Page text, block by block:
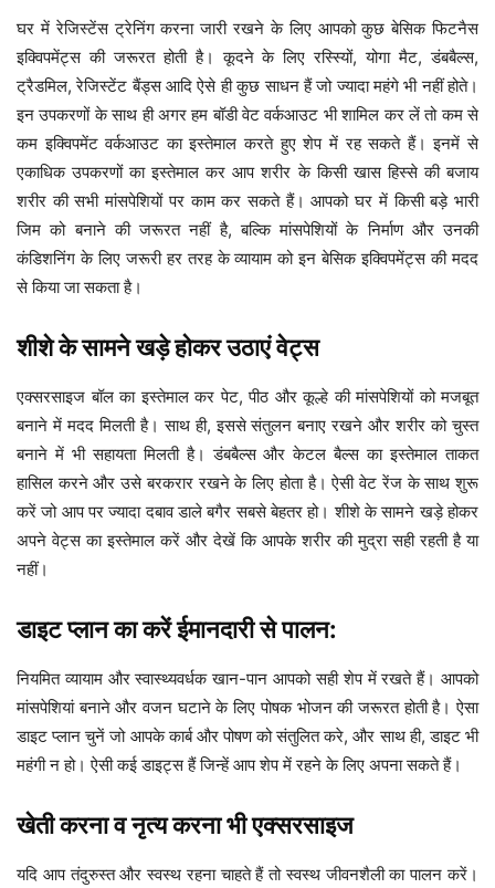
घर में रेजिस्टेंस ट्रेनिंग करना जारी रखने के लिए आपको कुछ बेसिक फिटनैस
इक्विपमेंट्स की जरूरत होती है। कूदने के लिए रस्स्यिों, योगा मैट, डंबबैल्स,
ट्रैडमिल, रेजिस्टेंट बैंड्स आदि ऐसे ही कुछ साधन हैं जो ज्यादा महंगे भी नहीं होते।
इन उपकरणों के साथ ही अगर हम बॉडी वेट वर्कआउट भी शामिल कर लें तो कम से
कम इक्विपमेंट वर्कआउट का इस्तेमाल करते हुए शेप में रह सकते हैं। इनमें से
एकाधिक उपकरणों का इस्तेमाल कर आप शरीर के किसी खास हिस्से की बजाय
शरीर की सभी मांसपेशियों पर काम कर सकते हैं। आपको घर में किसी बड़े भारी
जिम को बनाने की जरूरत नहीं है, बल्कि मांसपेशियों के निर्माण और उनकी
कंडिशनिंग के लिए जरूरी हर तरह के व्यायाम को इन बेसिक इक्विपमेंट्स की मदद
से किया जा सकता है।
शीशे के सामने खड़े होकर उठाएं वेट्स
एक्सरसाइज बॉल का इस्तेमाल कर पेट, पीठ और कूल्हे की मांसपेशियों को मजबूत
बनाने में मदद मिलती है। साथ ही, इससे संतुलन बनाए रखने और शरीर को चुस्त
बनाने में भी सहायता मिलती है। डंबबैल्स और केटल बैल्स का इस्तेमाल ताकत
हासिल करने और उसे बरकरार रखने के लिए होता है। ऐसी वेट रेंज के साथ शुरू
करें जो आप पर ज्यादा दबाव डाले बगैर सबसे बेहतर हो। शीशे के सामने खड़े होकर
अपने वेट्स का इस्तेमाल करें और देखें कि आपके शरीर की मुद्रा सही रहती है या
नहीं।
डाइट प्लान का करें ईमानदारी से पालन:
नियमित व्यायाम और स्वास्थ्यवर्धक खान-पान आपको सही शेप में रखते हैं। आपको
मांसपेशियां बनाने और वजन घटाने के लिए पोषक भोजन की जरूरत होती है। ऐसा
डाइट प्लान चुनें जो आपके कार्ब और पोषण को संतुलित करे, और साथ ही, डाइट भी
महंगी न हो। ऐसी कई डाइट्स हैं जिन्हें आप शेप में रहने के लिए अपना सकते हैं।
खेती करना व नृत्य करना भी एक्सरसाइज
यदि आप तंदुरुस्त और स्वस्थ रहना चाहते हैं तो स्वस्थ जीवनशैली का पालन करें।